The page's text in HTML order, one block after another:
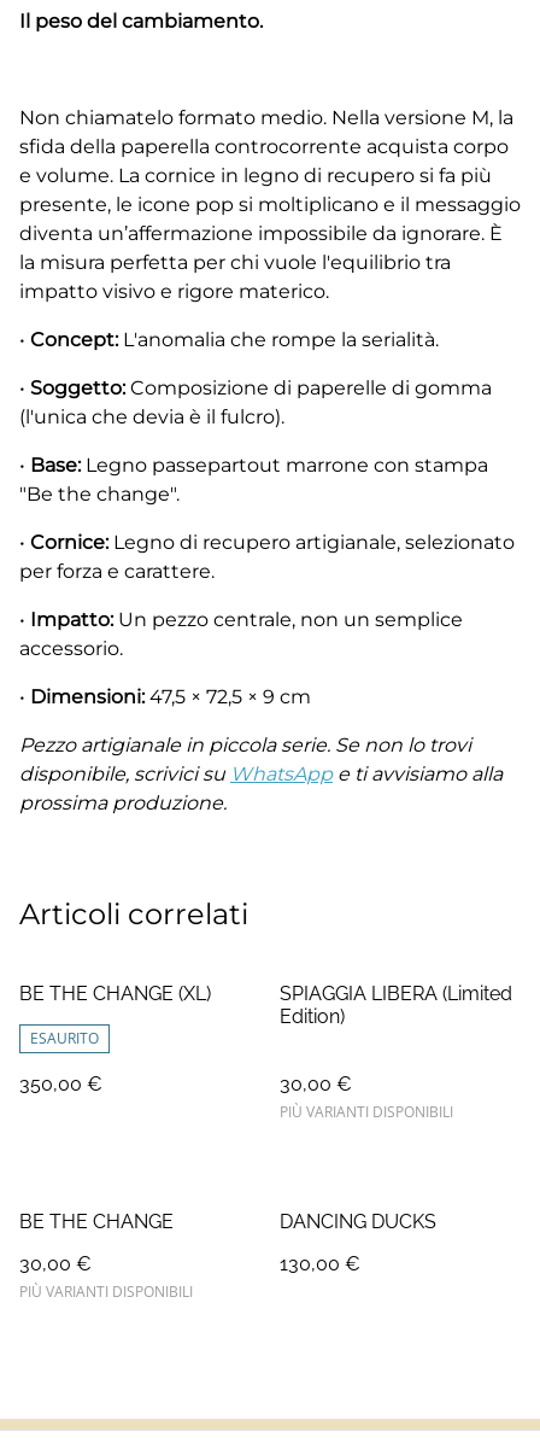
Il peso del cambiamento.
Non chiamatelo formato medio. Nella versione M, la
sfida della paperella controcorrente acquista corpo
e volume. La cornice in legno di recupero si fa più
presente, le icone pop si moltiplicano e il messaggio
diventa un’affermazione impossibile da ignorare. È
la misura perfetta per chi vuole l'equilibrio tra
impatto visivo e rigore materico.
• Concept:L'anomalia che rompe la serialità.
• Soggetto:Composizione di paperelle di gomma
(l'unica che devia è il fulcro).
• Base:Legno passepartout marrone con stampa
"Be the change".
• Cornice:Legno di recupero artigianale, selezionato
per forza e carattere.
• Impatto:Un pezzo centrale, non un semplice
accessorio.
• Dimensioni:47,5 × 72,5 × 9 cm
Pezzo artigianale in piccola serie. Se non lo trovi
disponibile, scrivici su WhatsAppe ti avvisiamo alla
prossima produzione.
Articoli correlati
BE THE CHANGE (XL)
ESAURITO
350,00 €
SPIAGGIA LIBERA (Limited
Edition)
30,00 €
PIÙ VARIANTI DISPONIBILI
BE THE CHANGE
30,00 €
PIÙ VARIANTI DISPONIBILI
DANCING DUCKS
130,00 €